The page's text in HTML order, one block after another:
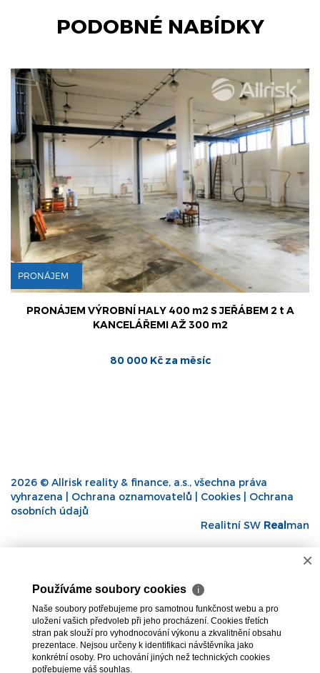
PODOBNÉ NABÍDKY
m2 S JEŘÁBEM 2 t A
PRONÁJEM
PRONÁJEM KOMERČNÍHO
2026 © Allrisk reality & finance, a.s., všechna práva
vyhrazena | Ochrana oznamovatelů Cookies
Ochrana
osobních údajů
Realitní SW Realman
×
Používáme soubory cookies ℹ
Naše soubory potřebujeme pro samotnou funkčnost webu a pro
uložení vašich předvoleb při jeho procházení. Cookies třetích
stran pak slouží pro vyhodnocování výkonu a zkvalitnění obsahu
prezentace. Nejsou určeny k identifikaci návštěvníka jako
konkrétní osoby. Pro uchování jiných než technických cookies
potřebujeme váš souhlas.